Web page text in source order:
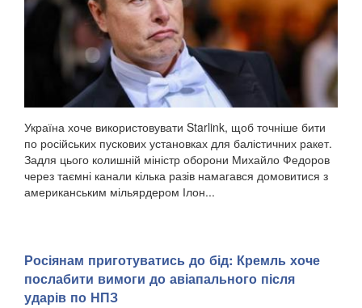
Україна хоче використовувати Starlink, щоб точніше бити
по російських пускових установках для балістичних ракет.
Задля цього колишній міністр оборони Михайло Федоров
через таємні канали кілька разів намагався домовитися з
американським мільярдером Ілон...
Росіянам приготуватись до бід: Кремль хоче
послабити вимоги до авіапального після
ударів по НПЗ